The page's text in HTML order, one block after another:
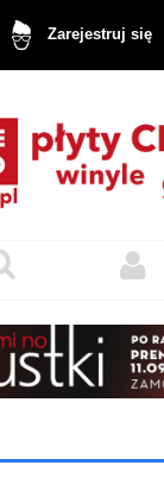
Zarejestruj się